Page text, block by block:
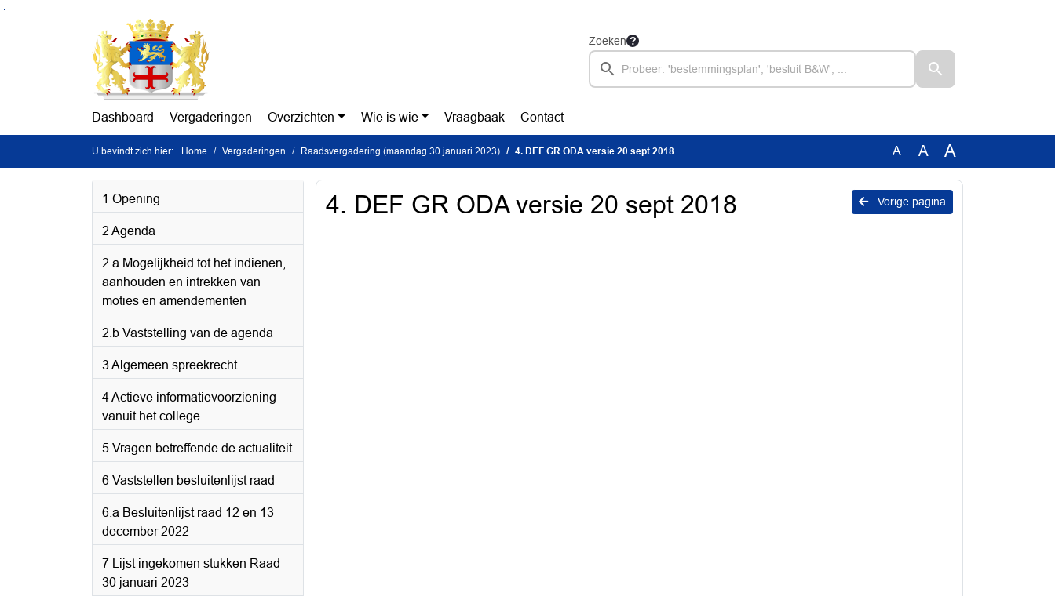
Ga naar de inhoud van deze pagina
Zoeken
Dashboard Vergaderingen Overzichten Wie is wie Vraagbaak Contact
U bevindt zich hier: Home Vergaderingen Raadsvergadering (maandag 30 januari 2023) 4. DEF GR ODA versie 20 sept 2018 A A A
1 Opening
2 Agenda
2.a Mogelijkheid tot het indienen,
aanhouden en intrekken van
moties en amendementen
2.b Vaststelling van de agenda
3 Algemeen spreekrecht
4 Actieve informatievoorziening
vanuit het college
5 Vragen betreffende de actualiteit
6 Vaststellen besluitenlijst raad
6.a Besluitenlijst raad 12 en 13
december 2022
7 Lijst ingekomen stukken Raad
30 januari 2023
Vorige pagina
4. DEF GR ODA versie 20 sept 2018